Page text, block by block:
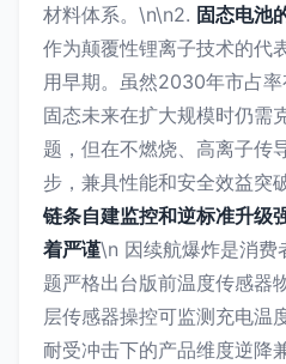
材料体系。\n\n2. 固态电池
作为颠覆性锂离子技术的代
用早期。虽然2030年市占
固态未来在扩大规模时仍需
题，但在不燃烧、高离子传
步，兼具性能和安全效益突
链条自建监控和逆标准升
着严谨\n 因续航爆炸是消费
题严格出台版前温度传感
层传感器操控可监测充电温
耐受冲击下的产品维度逆降